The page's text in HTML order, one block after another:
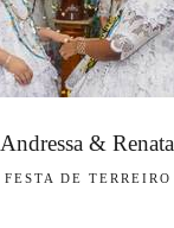
Andressa & Renata
FESTA DE TERREIRO